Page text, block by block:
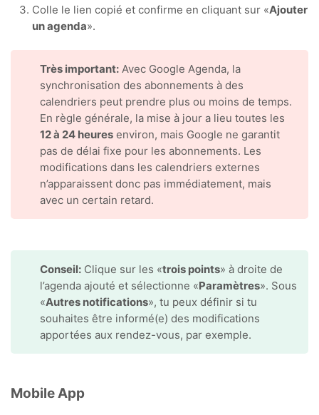
Colle le lien copié et confirme en cliquant sur «Ajouter
un agenda».
Très important: Avec Google Agenda, la
synchronisation des abonnements à des
calendriers peut prendre plus ou moins de temps.
En règle générale, la mise à jour a lieu toutes les
12 à 24 heures environ, mais Google ne garantit
pas de délai fixe pour les abonnements. Les
modifications dans les calendriers externes
n’apparaissent donc pas immédiatement, mais
avec un certain retard.
Conseil: Clique sur les «trois points» à droite de
l’agenda ajouté et sélectionne «Paramètres». Sous
«Autres notifications», tu peux définir si tu
souhaites être informé(e) des modifications
apportées aux rendez-vous, par exemple.
Mobile App